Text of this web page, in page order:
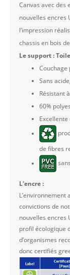
Canvas avec des
nouvelles encres
l’impression
chassis en bois
Le support :
Couchage
Sans
Résistant
60%
de fibres
L'encre :
convictions de
nouvelles encres
profil écologique
d’organismes
donc certifiés